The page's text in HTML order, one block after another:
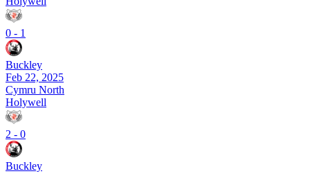
0 - 1
Buckley
Feb 22, 2025
Cymru North
Holywell
2 - 0
Buckley